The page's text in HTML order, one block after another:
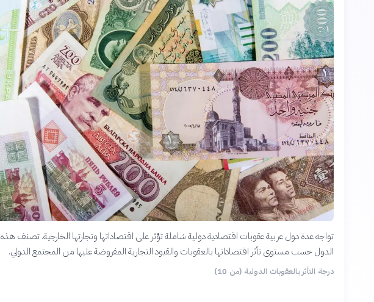
تواجه عدة دول عربية عقوبات اقتصادية دولية شاملة تؤثر على اقتصاداتها وتجارتها الخارجية. تصنف هذه
الدول حسب مستوى تأثر اقتصاداتها بالعقوبات والقيود التجارية المفروضة عليها من المجتمع الدولي.
درجة التأثر بالعقوبات الدولية (من 10)